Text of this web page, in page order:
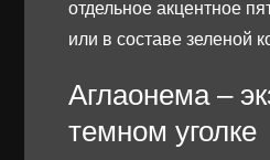
отдельное акцентное
или в составе зеленой
Аглаонема –
темном уголке